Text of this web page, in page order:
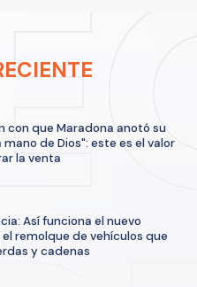
con que Maradona anotó su
de Dios": este es el valor
la venta
Así funciona el nuevo
remolque de vehículos que
y cadenas